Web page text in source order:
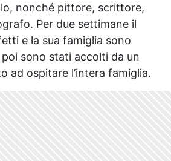
nonché pittore, scrittore,
Per due settimane il
e la sua famiglia sono
sono stati accolti da un
ad ospitare l’intera famiglia.